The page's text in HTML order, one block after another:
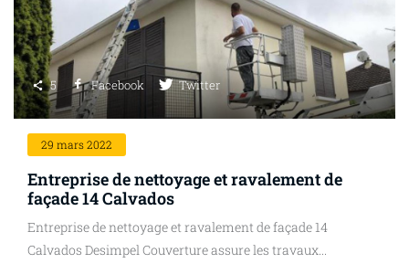
5 Facebook Twitter
29 mars 2022
Entreprise de nettoyage et ravalement de
façade 14 Calvados
Entreprise de nettoyage et ravalement de façade 14
Calvados Desimpel Couverture assure les travaux...